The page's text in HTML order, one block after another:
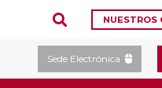
NUESTROS
Sede Electrónica